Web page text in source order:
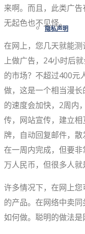
隐私声明
来啊。而且，此类广
无起色也不见怪。
在网上，您几天就能
上做广告，24小时后
的市场？不超过400元
做，这是一个相当漫
的速度会加快，2周内
传，网站宣传，建立
牌，自动回复邮件，
在一周内完成，但要
万人民币，但很多人就
许多情况下，在网上
的产品。在网络中卖
如何做。聪明的做法是